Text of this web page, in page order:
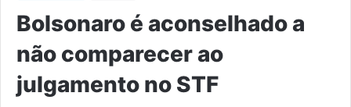
Bolsonaro é aconselhado a
não comparecer ao
julgamento no STF